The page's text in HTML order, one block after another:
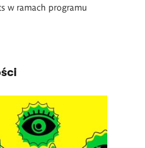
w ramach programu